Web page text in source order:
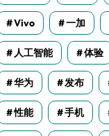
Vivo 一加
人工智能 体验
华为 发布
性能 手机